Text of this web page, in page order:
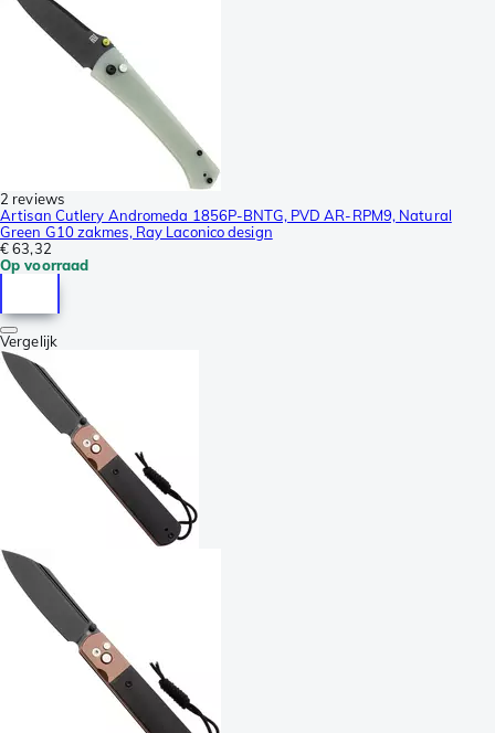
2 reviews
Artisan Cutlery Andromeda 1856P-BNTG, PVD AR-RPM9, Natural
Green G10 zakmes, Ray Laconico design
€ 63,32
Op voorraad
Vergelijk